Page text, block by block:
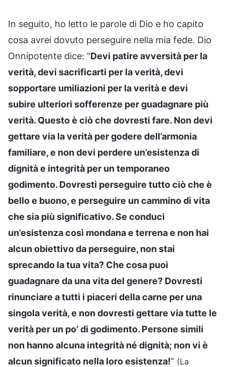
In seguito, ho letto le parole di Dio e ho capito
cosa avrei dovuto perseguire nella mia fede. Dio
Onnipotente dice: “Devi patire avversità per la
verità, devi sacrificarti per la verità, devi
sopportare umiliazioni per la verità e devi
subire ulteriori sofferenze per guadagnare più
verità. Questo è ciò che dovresti fare. Non devi
gettare via la verità per godere dell’armonia
familiare, e non devi perdere un’esistenza di
dignità e integrità per un temporaneo
godimento. Dovresti perseguire tutto ciò che è
bello e buono, e perseguire un cammino di vita
che sia più significativo. Se conduci
un’esistenza così mondana e terrena e non hai
alcun obiettivo da perseguire, non stai
sprecando la tua vita? Che cosa puoi
guadagnare da una vita del genere? Dovresti
rinunciare a tutti i piaceri della carne per una
singola verità, e non dovresti gettare via tutte le
verità per un po’ di godimento. Persone simili
non hanno alcuna integrità né dignità; non vi è
alcun significato nella loro esistenza!” (La